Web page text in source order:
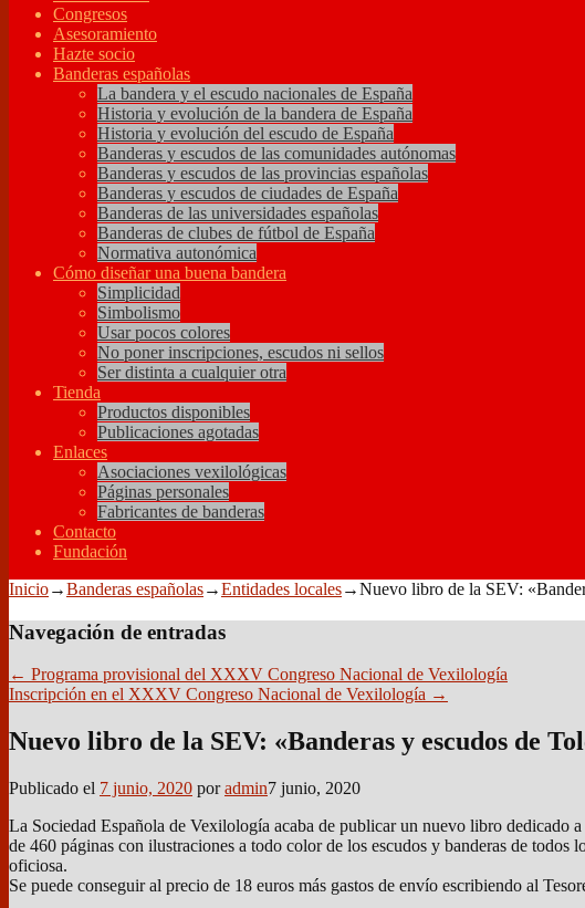
Congresos
Asesoramiento
Hazte socio
Banderas españolas
La bandera y el escudo nacionales de España
Historia y evolución de la bandera de España
Historia y evolución del escudo de España
Banderas y escudos de las comunidades autónomas
Banderas y escudos de las provincias españolas
Banderas y escudos de ciudades de España
Banderas de las universidades españolas
Banderas de clubes de fútbol de España
Normativa autonómica
Cómo diseñar una buena bandera
Simplicidad
Simbolismo
Usar pocos colores
No poner inscripciones, escudos ni sellos
Ser distinta a cualquier otra
Tienda
Productos disponibles
Publicaciones agotadas
Enlaces
Asociaciones vexilológicas
Páginas personales
Fabricantes de banderas
Contacto
Fundación
Inicio→Banderas españolas→Entidades locales→Nuevo libro de la SEV:
Navegación de entradas
← Programa provisional del XXXV Congreso Nacional de Vexilología
Inscripción en el XXXV Congreso Nacional de Vexilología →
Nuevo libro de la SEV: «Banderas y escudos de
Publicado el 7 junio, 2020 poradmin7 junio, 2020
La Sociedad Española de Vexilología acaba de publicar un nuevo libro dedicado
de 460 páginas con ilustraciones a todo color de los escudos y banderas de
oficiosa.
Se puede conseguir al precio de 18 euros más gastos de envío escribiendo al